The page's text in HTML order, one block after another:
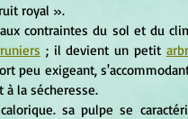
royal ».
; il devient un petit
peu exigeant,
la sécheresse.